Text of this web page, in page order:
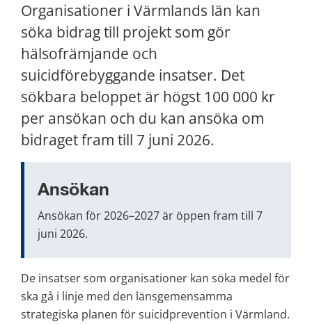
Organisationer i Värmlands län kan
söka bidrag till projekt som gör
hälsofrämjande och
suicidförebyggande insatser. Det
sökbara beloppet är högst 100 000 kr
per ansökan och du kan ansöka om
bidraget fram till 7 juni 2026.
Ansökan
Ansökan för 2026–2027 är öppen fram till 7
juni 2026.
De insatser som organisationer kan söka medel för
ska gå i linje med den länsgemensamma
strategiska planen för suicidprevention i Värmland.